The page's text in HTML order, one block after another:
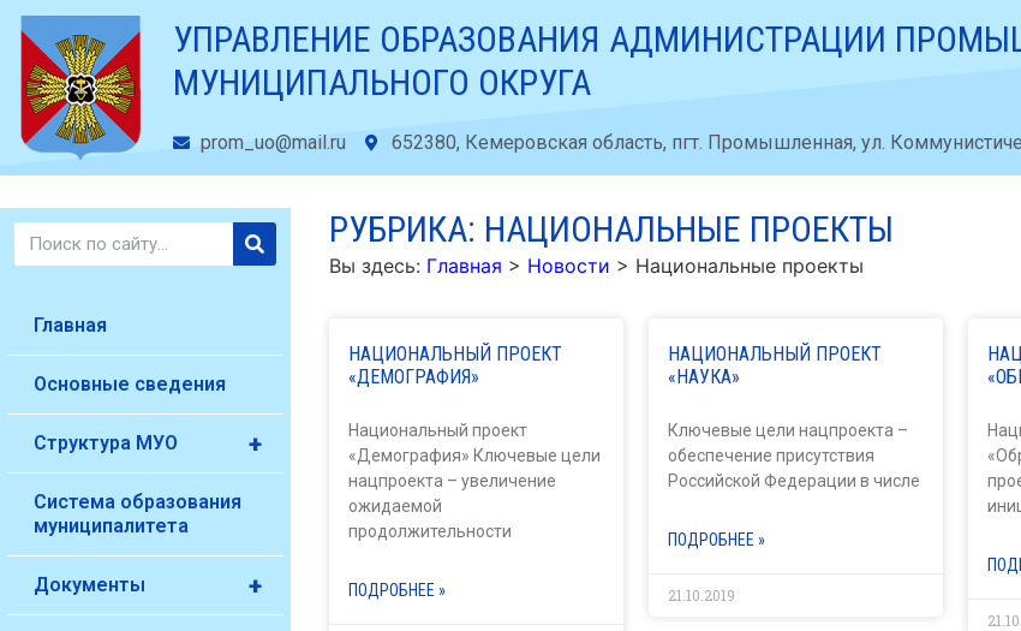
УПРАВЛЕНИЕ ОБРАЗОВАНИЯ АДМИНИСТРАЦИИ
МУНИЦИПАЛЬНОГО ОКРУГА
prom_uo@mail.ru 652380, Кемеровская область, пгт. Промышленная, ул.
Главная
Основные сведения
+
Структура МУО
Система образования
муниципалитета
+
Документы
РУБРИКА: НАЦИОНАЛЬНЫЕ ПРОЕКТЫ
Вы здесь: Главная > Новости > Национальные проекты
НАЦИОНАЛЬНЫЙ ПРОЕКТ
«ДЕМОГРАФИЯ»
Национальный проект
«Демография» Ключевые цели
нацпроекта – увеличение
ожидаемой
продолжительности
ПОДРОБНЕЕ »
НАЦИОНАЛЬНЫЙ ПРОЕКТ
«НАУКА»
Ключевые цели нацпроекта –
обеспечение присутствия
Российской Федерации в числе
ПОДРОБНЕЕ »
21.10.2019